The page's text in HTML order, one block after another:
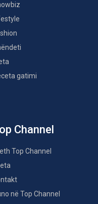
gatimi
Channel
Top Channel
në Top Channel